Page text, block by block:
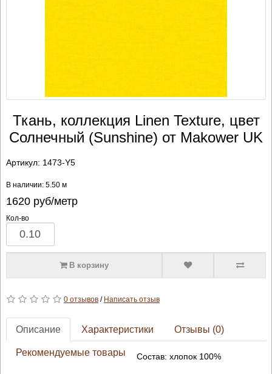
Ткань, коллекция Linen Texture, цвет
Солнечный (Sunshine) от Makower UK
Артикул: 1473-Y5
В наличии: 5.50 м
1620руб/метр
Кол-во
В корзину
0 отзывов/ Написать отзыв
Описание Характеристики Отзывы (0)
Рекомендуемые товары Состав: хлопок 100%